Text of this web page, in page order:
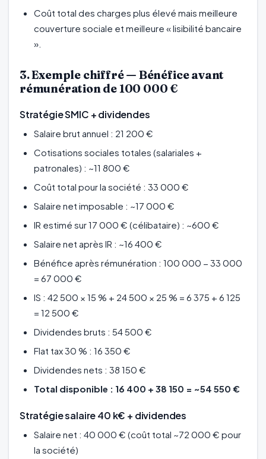
Coût total des charges plus élevé mais meilleure
couverture sociale et meilleure « lisibilité bancaire
».
3. Exemple chiffré — Bénéfice avant
rémunération de 100 000 €
Stratégie SMIC + dividendes
Salaire brut annuel : 21 200 €
Cotisations sociales totales (salariales +
patronales) : ~11 800 €
Coût total pour la société : 33 000 €
Salaire net imposable : ~17 000 €
IR estimé sur 17 000 € (célibataire) : ~600 €
Salaire net après IR : ~16 400 €
Bénéfice après rémunération : 100 000 − 33 000
= 67 000 €
IS : 42 500 × 15 % + 24 500 × 25 % = 6 375 + 6 125
= 12 500 €
Dividendes bruts : 54 500 €
Flat tax 30 % : 16 350 €
Dividendes nets : 38 150 €
Total disponible : 16 400 + 38 150 = ~54 550 €
Stratégie salaire 40 k€ + dividendes
Salaire net : 40 000 € (coût total ~72 000 € pour
la société)